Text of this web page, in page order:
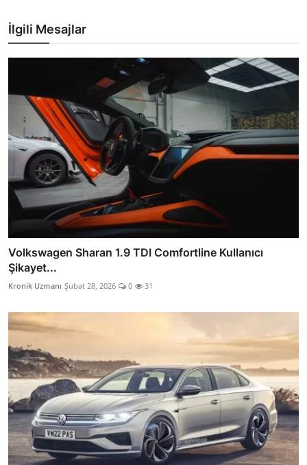
İlgili Mesajlar
Volkswagen Sharan 1.9 TDI Comfortline Kullanıcı
Şikayet...
Kronik Uzmanı Şubat 28, 2026 0 31